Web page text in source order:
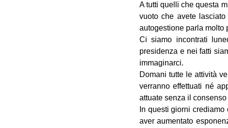
A tutti quelli che questa
vuoto che avete
autogestione parla molto
Ci siamo incontrati
presidenza e nei fatti
immaginarci.
Domani tutte le attività
verranno effettuati né
attuate senza il
In questi giorni
aver aumentato